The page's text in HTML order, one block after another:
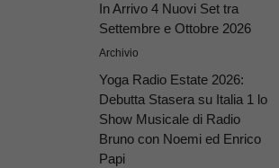
In Arrivo 4 Nuovi Set tra
Settembre e Ottobre 2026
Archivio
Yoga Radio Estate 2026:
Debutta Stasera su Italia 1 lo
Show Musicale di Radio
Bruno con Noemi ed Enrico
Papi